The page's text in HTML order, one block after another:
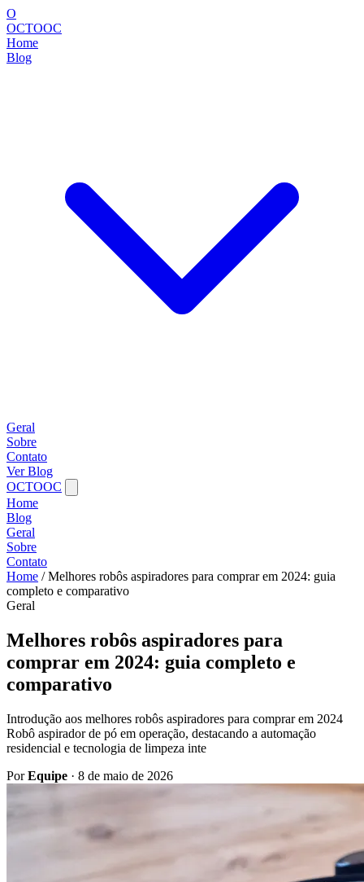
O
OCTOOC
Home
Blog
Geral
Sobre
Contato
Ver Blog
OCTOOC
Home
Blog
Geral
Sobre
Contato
Home / Melhores robôs aspiradores para comprar em 2024: guia
completo e comparativo
Geral
Melhores robôs aspiradores para
comprar em 2024: guia completo e
comparativo
Introdução aos melhores robôs aspiradores para comprar em 2024
Robô aspirador de pó em operação, destacando a automação
residencial e tecnologia de limpeza inte
PorEquipe · 8 de maio de 2026